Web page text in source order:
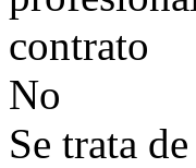
contrato
No
Se trata